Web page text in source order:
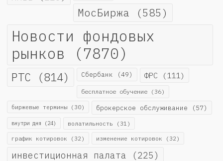
МосБиржа (585)
Новости фондовых
рынков (7870)
РТС (814) Сбербанк (49) ФРС (111)
бесплатное обучение (36)
биржевые термины (30) брокерское обслуживание (57)
внутри дня (24) волатильность (31)
график котировок (32) изменение котировок (32)
инвестиционная палата (225)